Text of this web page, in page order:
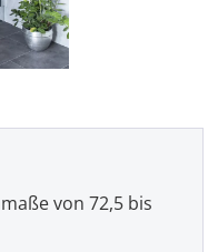
von 72,5 bis